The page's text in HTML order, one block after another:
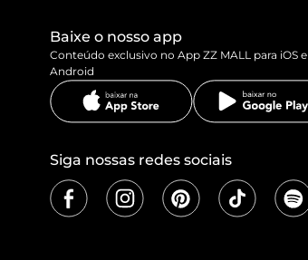
Baixe o nosso app
Conteúdo exclusivo no App ZZ MALL para iOS e
Android
Siga nossas redes sociais